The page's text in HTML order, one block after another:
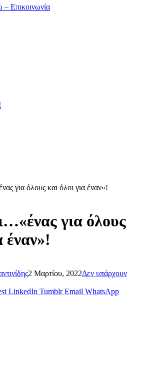
– Επικοινωνία
για όλους και όλοι για έναν»!
για όλους
έναν»!
2 Μαρτίου, 2022Δεν υπάρχουν
LinkedIn Tumblr Email WhatsApp